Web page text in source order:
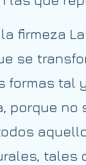
la firmeza
se
formas
porque
tales